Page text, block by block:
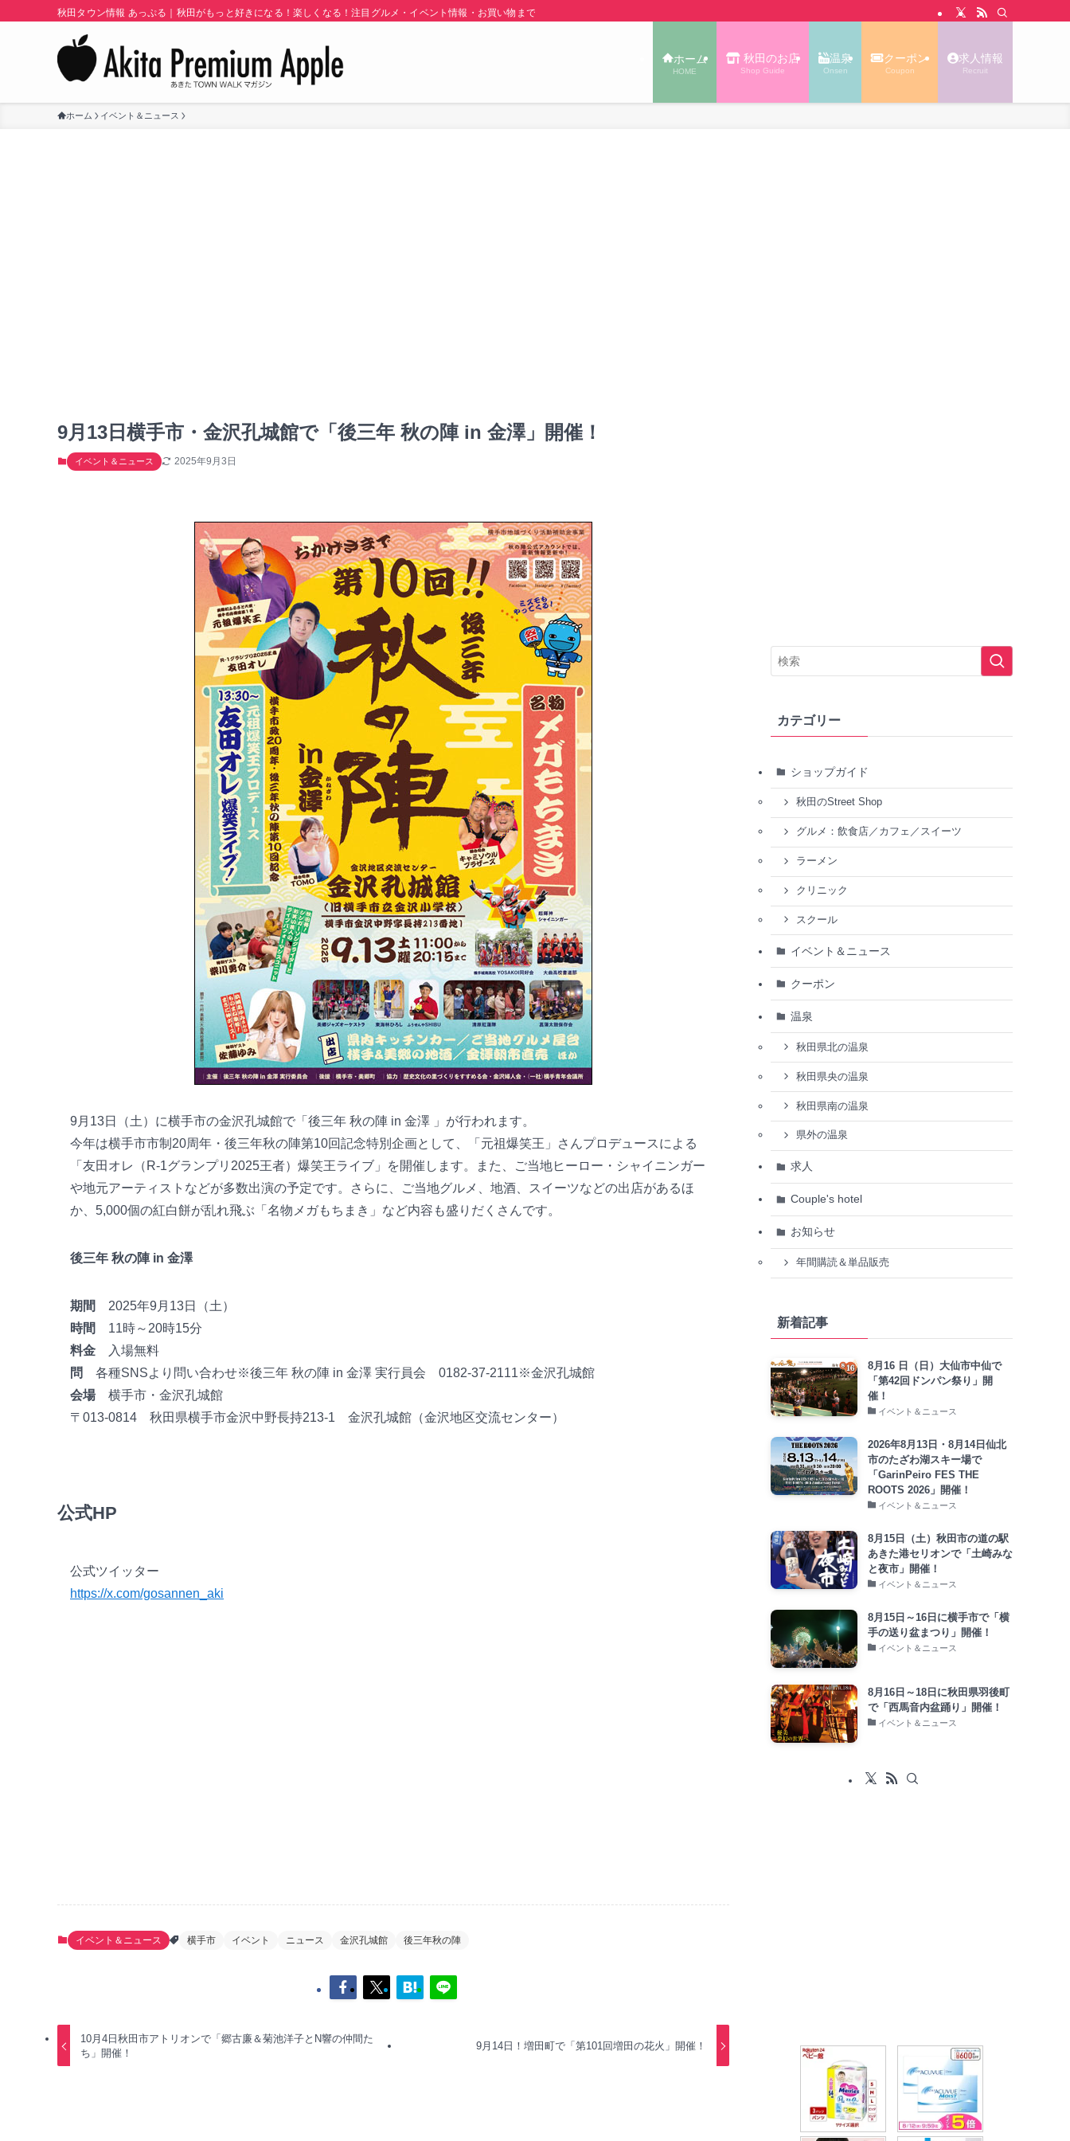
秋田タウン情報 あっぷる｜秋田がもっと好きになる！楽しくなる！注目グルメ・イベント情報・お買い物まで秋田の旬の街ネタをご紹介！ | あきた TOWN WALK あっぷる｜秋田タウン情報
ホーム
HOME
秋田のお店
Shop Guide
温泉
Onsen
クーポン
Coupon
求人情報
Recruit
ホーム イベント＆ニュース
9月13日横手市・金沢孔城館で「後三年 秋の陣 in 金澤」開催！
イベント＆ニュース 2025年9月3日
9月13日（土）に横手市の金沢孔城館で「後三年 秋の陣 in 金澤 」が行われます。
今年は横手市市制20周年・後三年秋の陣第10回記念特別企画として、「元祖爆笑王」さんプロデュースによる
「友田オレ（R-1グランプリ2025王者）爆笑王ライブ」を開催します。また、ご当地ヒーロー・シャイニンガー
や地元アーティストなどが多数出演の予定です。さらに、ご当地グルメ、地酒、スイーツなどの出店があるほ
か、5,000個の紅白餅が乱れ飛ぶ「名物メガもちまき」など内容も盛りだくさんです。
後三年 秋の陣 in 金澤
期間
2025年9月13日（土）
時間
11時～20時15分
料金 入場無料
問
各種SNSより問い合わせ※後三年 秋の陣 in 金澤 実行員会 0182-37-2111※金沢孔城館
会場横手市・金沢孔城館
〒013-0814 秋田県横手市金沢中野長持213-1 金沢孔城館（金沢地区交流センター）
公式HP
公式ツイッター
https://x.com/gosannen_aki
イベント＆ニュース 横手市 イベント ニュース 金沢孔城館 後三年秋の陣
10月4日秋田市アトリオンで「郷古廉＆菊池洋子とN響の仲間た
ち」開催！
9月14日！増田町で「第101回増田の花火」開催！
カテゴリー
ショップガイド
秋田のStreet Shop
グルメ：飲食店／カフェ／スイーツ
ラーメン
クリニック
スクール
イベント＆ニュース
クーポン
温泉
秋田県北の温泉
秋田県央の温泉
秋田県南の温泉
県外の温泉
求人
Couple's hotel
お知らせ
年間購読＆単品販売
新着記事
8月16 日（日）大仙市中仙で
「第42回ドンパン祭り」開
催！
イベント＆ニュース
2026年8月13日・8月14日仙北
市のたざわ湖スキー場で
「GarinPeiro FES THE
ROOTS 2026」開催！
イベント＆ニュース
8月15日（土）秋田市の道の駅
あきた港セリオンで「土崎みな
と夜市」開催！
イベント＆ニュース
8月15日～16日に横手市で「横
手の送り盆まつり」開催！
イベント＆ニュース
8月16日～18日に秋田県羽後町
で「西馬音内盆踊り」開催！
イベント＆ニュース